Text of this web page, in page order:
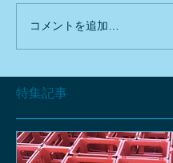
特集記事
コメントを追加…